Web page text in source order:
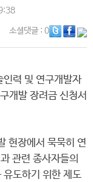
소셜댓글: 0
인력 및 연구개발자
개발 장려금 신청서
현장에서 묵묵히 연
관련 종사자들의
도하기 위한 제도